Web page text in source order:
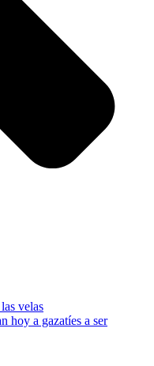
velas
hoy a gazatíes a ser